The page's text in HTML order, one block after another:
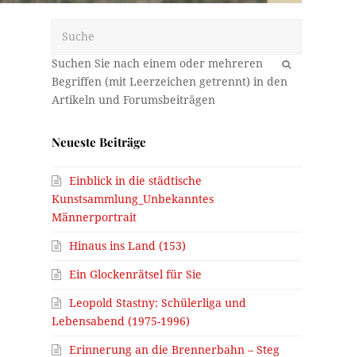
OK
Neueste Beiträge
Einblick in die städtische
Kunstsammlung_Unbekanntes
Männerportrait
Hinaus ins Land (153)
Ein Glockenrätsel für Sie
Leopold Stastny: Schülerliga und
Lebensabend (1975-1996)
Erinnerung an die Brennerbahn – Steg